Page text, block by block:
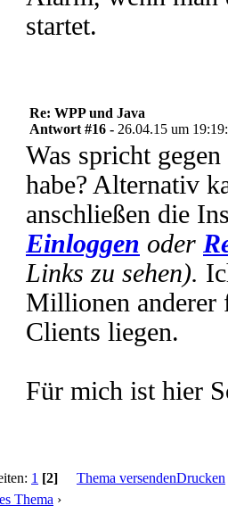
startet.
Re: WPP und Java
Antwort #16 - 26.04.15 um
Was spricht
habe? Alternativ
anschließen die
Einloggen oder
Links zu sehen).
Millionen anderer
Clients liegen.
Für mich ist hier
1 [2] Thema versendenDrucken
Thema ›